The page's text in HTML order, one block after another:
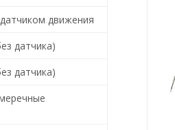
движения
датчика)
датчика)